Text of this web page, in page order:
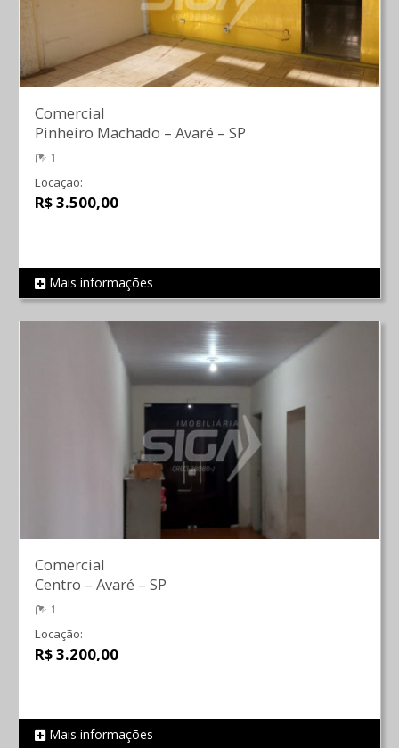
REF 2077
Comercial
Pinheiro Machado – Avaré – SP
1
Locação:
R$ 3.500,00
Mais informações
REF 924
Comercial
Centro – Avaré – SP
1
Locação:
R$ 3.200,00
Mais informações